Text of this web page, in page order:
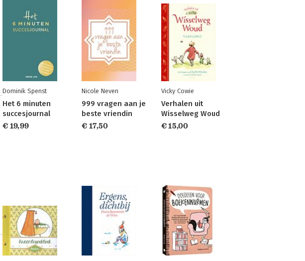
Dominik Spenst
Het 6 minuten
succesjournal
€ 19,99
Nicole Neven
999 vragen aan je
beste vriendin
€ 17,50
Vicky Cowie
Verhalen uit
Wisselweg Woud
€ 15,00